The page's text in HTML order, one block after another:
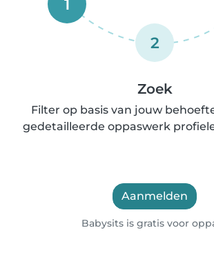
1
2
Zoek
Filter op basis van jouw
gedetailleerde oppaswerk
Aanmelden
Babysits is gratis voor